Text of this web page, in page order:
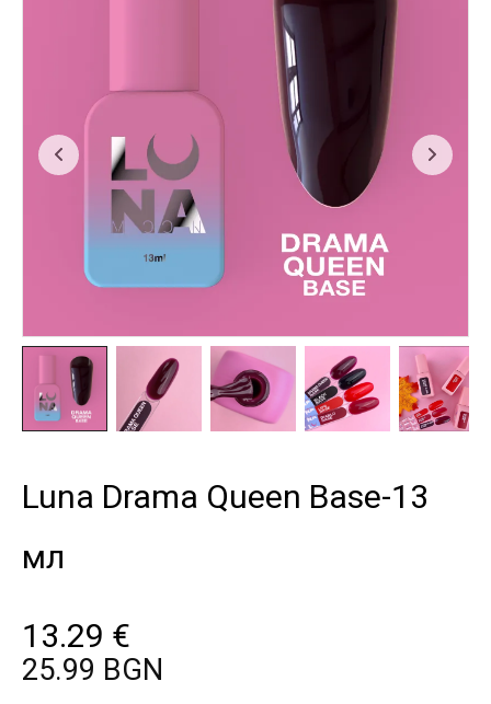
Luna Drama Queen Base-13
мл
13.29 €
25.99 BGN